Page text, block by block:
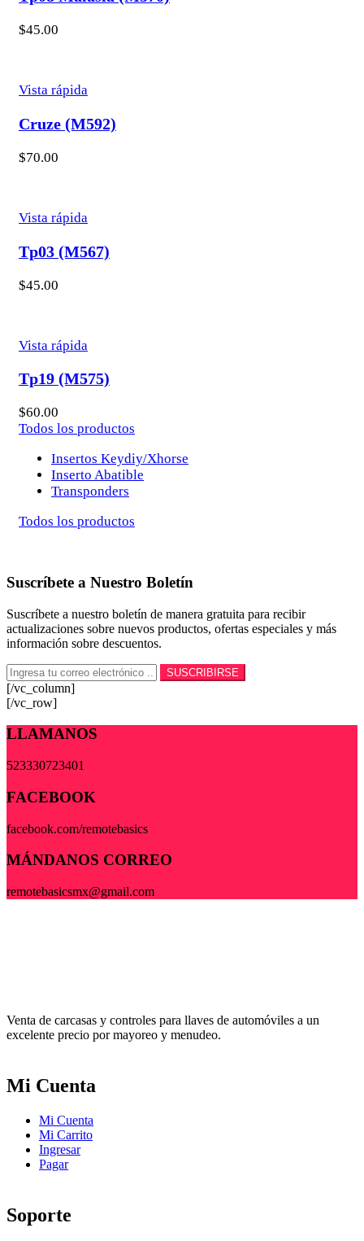
$45.00
Vista rápida
Cruze (M592)
$70.00
Vista rápida
Tp03 (M567)
$45.00
Vista rápida
Tp19 (M575)
$60.00
Todos los productos
Insertos Keydiy/Xhorse
Inserto Abatible
Transponders
Todos los productos
Suscríbete a Nuestro Boletín
Suscríbete a nuestro boletín de manera gratuita para recibir
actualizaciones sobre nuevos productos, ofertas especiales y más
información sobre descuentos.
[/vc_column]
[/vc_row]
LLAMANOS
523330723401
FACEBOOK
facebook.com/remotebasics
MÁNDANOS CORREO
remotebasicsmx@gmail.com
Venta de carcasas y controles para llaves de automóviles a un
excelente precio por mayoreo y menudeo.
Mi Cuenta
Mi Cuenta
Mi Carrito
Ingresar
Pagar
Soporte